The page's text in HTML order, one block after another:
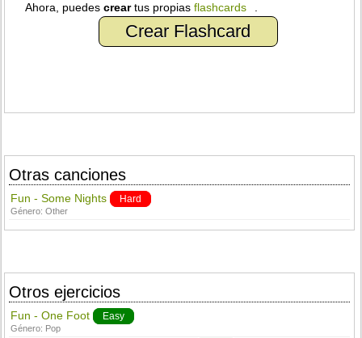
Ahora, puedescreartus propiasflashcards .
Crear Flashcard
Otras canciones
Fun - Some Nights Hard
Género:Other
Otros ejercicios
Fun - One Foot Easy
Género: Pop